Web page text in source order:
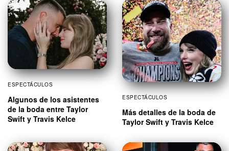
ESPECTÁCULOS
Algunos de los asistentes
de la boda entre Taylor
Swift y Travis Kelce
ESPECTÁCULOS
Más detalles de la boda de
Taylor Swift y Travis Kelce